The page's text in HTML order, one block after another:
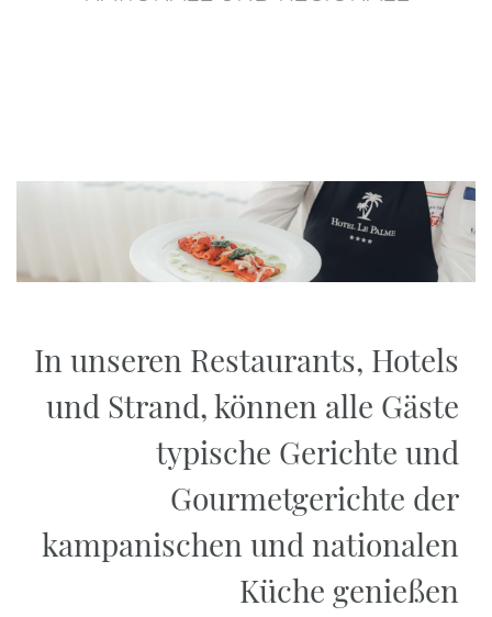
In unseren Restaurants, Hotels
und Strand, können alle Gäste
typische Gerichte und
Gourmetgerichte der
kampanischen und nationalen
Küche genießen